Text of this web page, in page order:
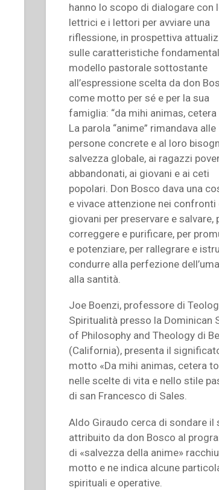
hanno lo scopo di dialogare con
lettrici e i lettori per avviare una
riflessione, in prospettiva
sulle caratteristiche
modello pastorale sottostante
all’espressione scelta da don
come motto per sé e per la sua
famiglia: “da mihi animas, cetera
La parola “anime” rimandava alle
persone concrete e al loro
salvezza globale, ai ragazzi
abbandonati, ai giovani e ai ceti
popolari. Don Bosco dava una
e vivace attenzione nei confronti
giovani per preservare e salvare,
correggere e purificare, per
e potenziare, per rallegrare e
condurre alla perfezione
alla santità.
Joe Boenzi, professore di
Spiritualità presso la Dominican
of Philosophy and Theology di
(California), presenta il
motto «Da mihi animas, cetera
nelle scelte di vita e nello stile
di san Francesco di Sales.
Aldo Giraudo cerca di sondare il
attribuito da don Bosco al
di «salvezza della anime»
motto e ne indica alcune
spirituali e operative.